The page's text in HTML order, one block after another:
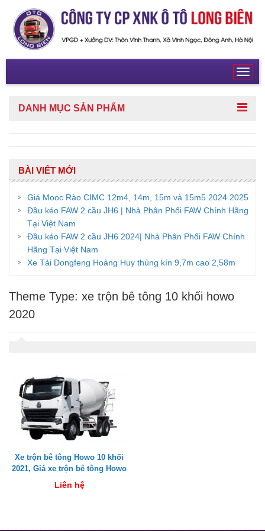
DANH MỤC SẢN PHẨM
BÀI VIẾT MỚI
Giá Mooc Rào CIMC 12m4, 14m, 15m và 15m5 2024 2025
Đầu kéo FAW 2 cầu JH6 | Nhà Phân Phối FAW Chính Hãng
Tại Việt Nam
Đầu kéo FAW 2 cầu JH6 2024| Nhà Phân Phối FAW Chính
Hãng Tại Việt Nam
Xe Tải Dongfeng Hoàng Huy thùng kín 9,7m cao 2,58m
Theme Type: xe trộn bê tông 10 khối howo
2020
Xe trộn bê tông Howo 10 khối
2021, Giá xe trộn bê tông Howo
10m3 2021
Liên hệ